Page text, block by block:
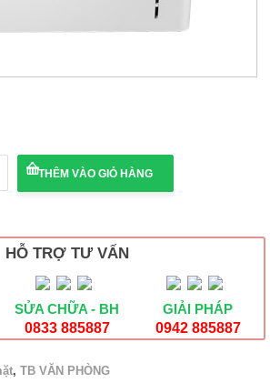
THÊM VÀO GIỎ HÀNG
HỖ TRỢ TƯ VẤN
SỬA CHỮA - BH
0833 885887
GIẢI PHÁP
0942 885887
, TB VĂN PHÒNG